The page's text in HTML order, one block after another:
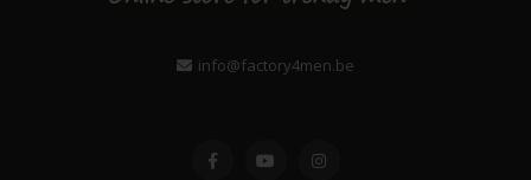
info@factory4men.be